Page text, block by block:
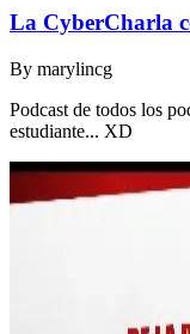
La CyberCharla
By marylincg
Podcast de todos los
estudiante... XD